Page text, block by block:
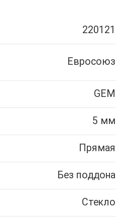
220121
Евросоюз
GEM
5 мм
Прямая
Без поддона
Стекло